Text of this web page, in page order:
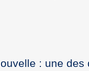
: une